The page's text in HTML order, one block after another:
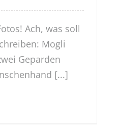
Ach, was soll
Mogli
Geparden
[...]